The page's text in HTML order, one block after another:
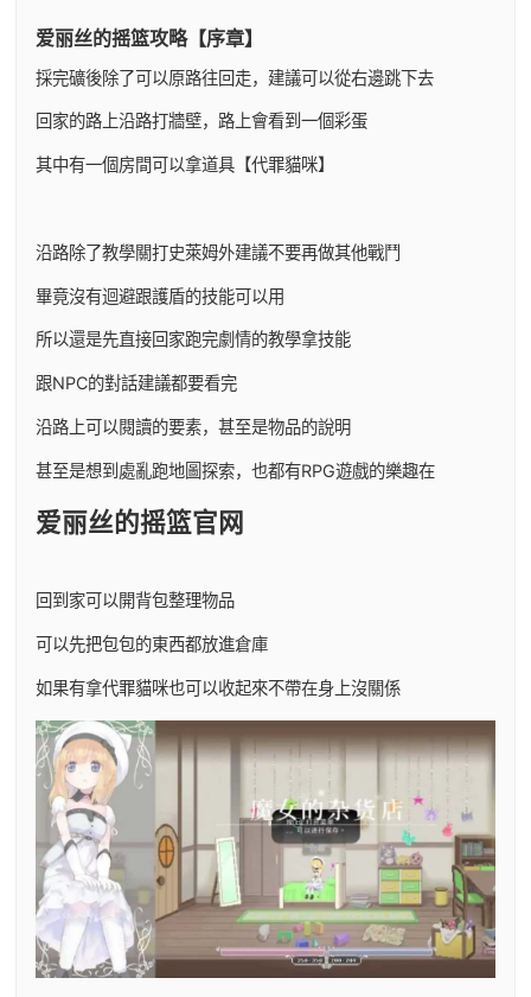
爱丽丝的摇篮攻略【序章】
採完礦後除了可以原路往回走，建議可以從右邊跳下去
回家的路上沿路打牆壁，路上會看到一個彩蛋
其中有一個房間可以拿道具【代罪貓咪】
沿路除了教學關打史萊姆外建議不要再做其他戰鬥
畢竟沒有迴避跟護盾的技能可以用
所以還是先直接回家跑完劇情的教學拿技能
跟NPC的對話建議都要看完
沿路上可以閱讀的要素，甚至是物品的說明
甚至是想到處亂跑地圖探索，也都有RPG遊戲的樂趣在
爱丽丝的摇篮官网
回到家可以開背包整理物品
可以先把包包的東西都放進倉庫
如果有拿代罪貓咪也可以收起來不帶在身上沒關係